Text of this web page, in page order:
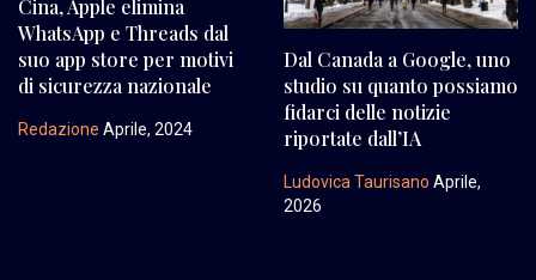
Cina, Apple elimina
WhatsApp e Threads dal
suo app store per motivi
di sicurezza nazionale
Redazione Aprile, 2024
Dal Canada a Google, uno
studio su quanto possiamo
fidarci delle notizie
riportate dall’IA
Ludovica Taurisano Aprile,
2026